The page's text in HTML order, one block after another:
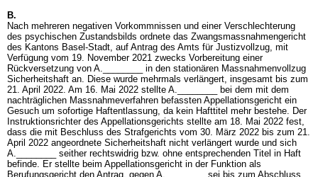
B.
Nach mehreren negativen Vorkommnissen und einer Verschlechterung
des psychischen Zustandsbilds ordnete das Zwangsmassnahmengericht
des Kantons Basel-Stadt, auf Antrag des Amts für Justizvollzug, mit
Verfügung vom 19. November 2021 zwecks Vorbereitung einer
Rückversetzung von A.________ in den stationären Massnahmenvollzug
Sicherheitshaft an. Diese wurde mehrmals verlängert, insgesamt bis zum
21. April 2022. Am 16. Mai 2022 stellte A.________ bei dem mit dem
nachträglichen Massnahmeverfahren befassten Appellationsgericht ein
Gesuch um sofortige Haftentlassung, da kein Hafttitel mehr bestehe. Der
Instruktionsrichter des Appellationsgerichts stellte am 18. Mai 2022 fest,
dass die mit Beschluss des Strafgerichts vom 30. März 2022 bis zum 21.
April 2022 angeordnete Sicherheitshaft nicht verlängert wurde und sich
A.________ seither rechtswidrig bzw. ohne entsprechenden Titel in Haft
befinde. Er stellte beim Appellationsgericht in der Funktion als
Berufungsgericht den Antrag, gegen A.________ sei bis zum Abschluss